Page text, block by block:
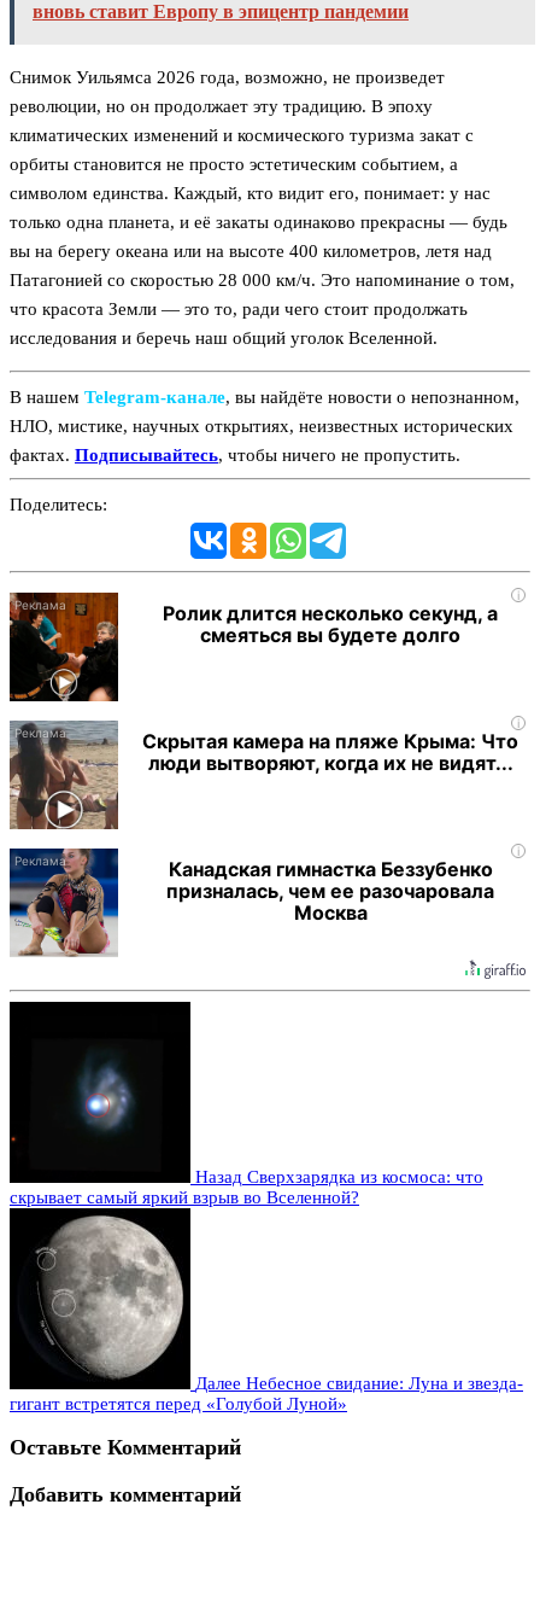
вновь ставит Европу в эпицентр пандемии
Снимок Уильямса 2026 года, возможно, не произведет
революции, но он продолжает эту традицию. В эпоху
климатических изменений и космического туризма закат с
орбиты становится не просто эстетическим событием, а
символом единства. Каждый, кто видит его, понимает: у нас
только одна планета, и её закаты одинаково прекрасны — будь
вы на берегу океана или на высоте 400 километров, летя над
Патагонией со скоростью 28 000 км/ч. Это напоминание о том,
что красота Земли — это то, ради чего стоит продолжать
исследования и беречь наш общий уголок Вселенной.
В нашем Telegram‑канале, вы найдёте новости о непознанном,
НЛО, мистике, научных открытиях, неизвестных исторических
фактах. Подписывайтесь, чтобы ничего не пропустить.
Поделитесь:
i
Ролик длится несколько секунд, а
смеяться вы будете долго
i
Скрытая камера на пляже Крыма: Что
люди вытворяют, когда их не видят...
i
Канадская гимнастка Беззубенко
призналась, чем ее разочаровала
Москва
Назад Сверхзарядка из космоса: что
скрывает самый яркий взрыв во Вселенной?
Далее Небесное свидание: Луна и звезда-
гигант встретятся перед «Голубой Луной»
Оставьте Комментарий
Добавить комментарий